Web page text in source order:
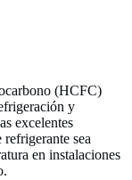
(HCFC)
y
excelentes
sea
en instalaciones